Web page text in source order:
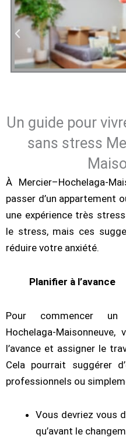
Un guide pour
sans stress
À Mercier–Hochelaga-
passer d’un appartement
une expérience très
le stress, mais ces
réduire votre anxiété.
Planifier à l’avance
Pour commencer un
Hochelaga-
l’avance et assigner le
Cela pourrait suggérer
professionnels ou
Vous devriez vous
qu’avant le